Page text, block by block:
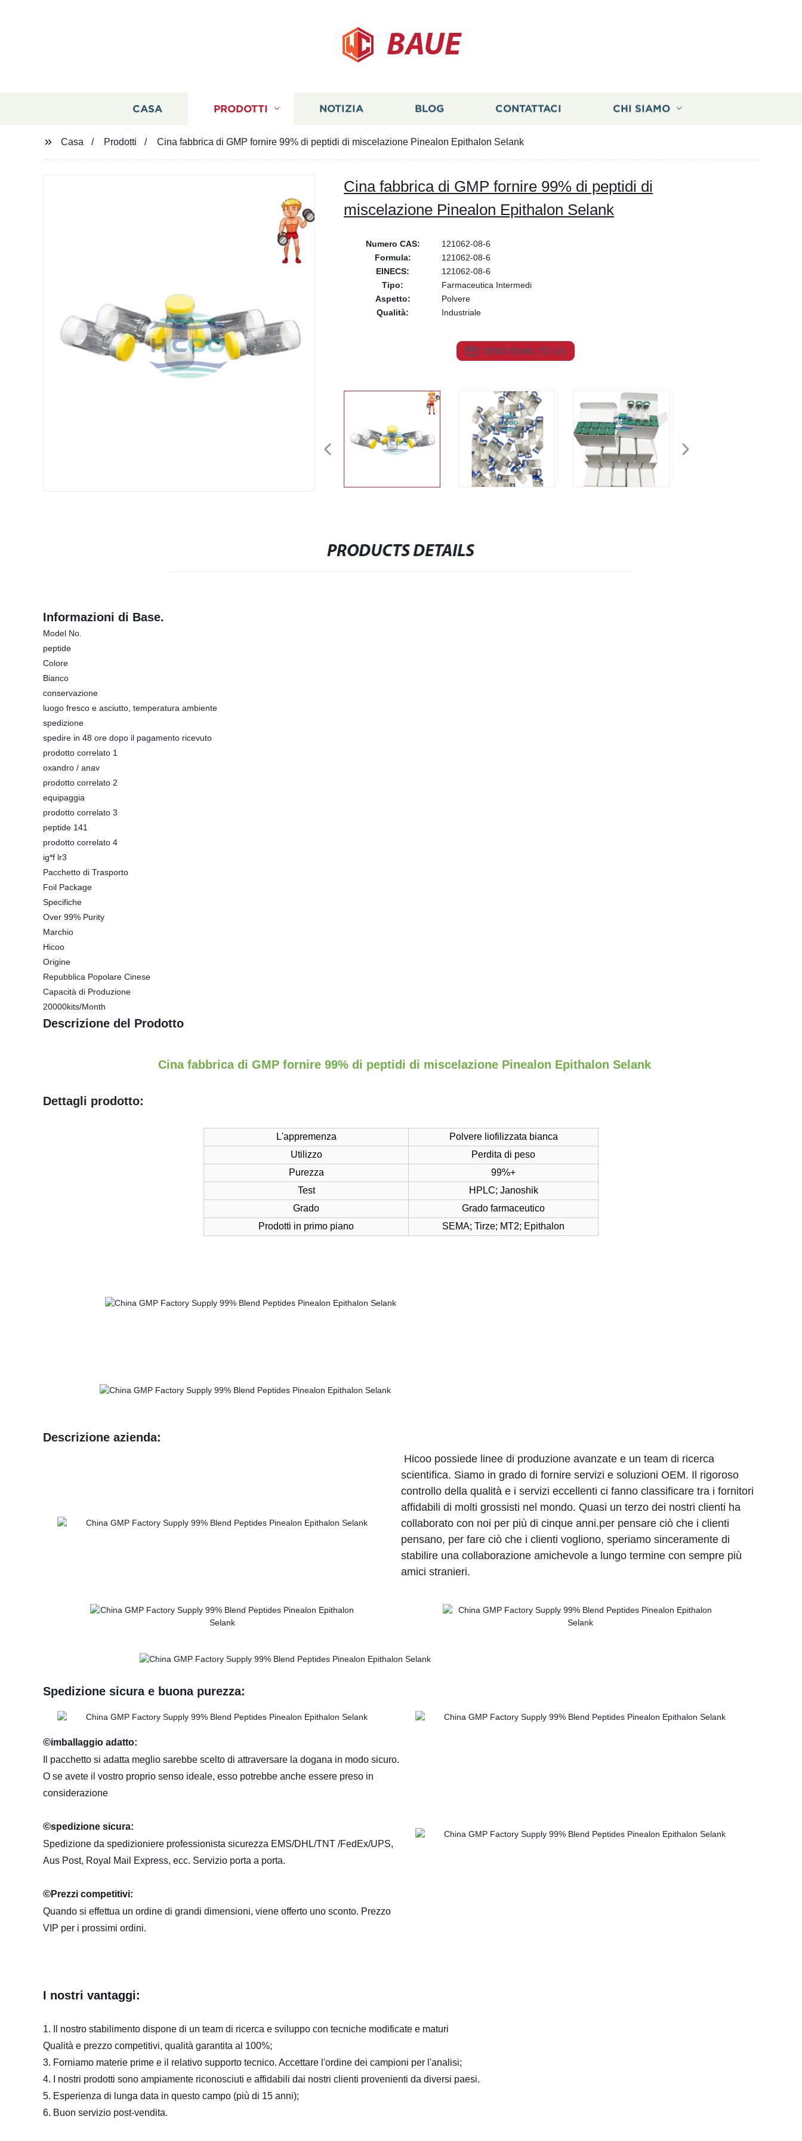
BAUE
CASA PRODOTTI NOTIZIA BLOG CONTATTACI CHI SIAMO
Casa Prodotti Cina fabbrica di GMP fornire 99% di peptidi di miscelazione Pinealon Epithalon Selank
Cina fabbrica di GMP fornire 99% di peptidi di
miscelazione Pinealon Epithalon Selank
Numero CAS:
121062-08-6
Formula:
121062-08-6
EINECS:
121062-08-6
Tipo:
Farmaceutica Intermedi
Aspetto:
Polvere
Qualità:
Industriale
SEND EMAIL TO US
PRODUCTS DETAILS
Informazioni di Base.
Model No.
peptide
Colore
Bianco
conservazione
luogo fresco e asciutto, temperatura ambiente
spedizione
spedire in 48 ore dopo il pagamento ricevuto
prodotto correlato 1
oxandro / anav
prodotto correlato 2
equipaggia
prodotto correlato 3
peptide 141
prodotto correlato 4
ig*f lr3
Pacchetto di Trasporto
Foil Package
Specifiche
Over 99% Purity
Marchio
Hicoo
Origine
Repubblica Popolare Cinese
Capacità di Produzione
20000kits/Month
Descrizione del Prodotto
Cina fabbrica di GMP fornire 99% di peptidi di miscelazione Pinealon Epithalon Selank
Dettagli prodotto:
L'appremenza
Polvere liofilizzata bianca
Utilizzo
Perdita di peso
Purezza
99%+
Test
HPLC; Janoshik
Grado
Grado farmaceutico
Prodotti in primo piano
SEMA; Tirze; MT2; Epithalon
Descrizione azienda:
Hicoo possiede linee di produzione avanzate e un team di ricerca
scientifica. Siamo in grado di fornire servizi e soluzioni OEM. Il rigoroso
controllo della qualità e i servizi eccellenti ci fanno classificare tra i fornitori
affidabili di molti grossisti nel mondo. Quasi un terzo dei nostri clienti ha
collaborato con noi per più di cinque anni.per pensare ciò che i clienti
pensano, per fare ciò che i clienti vogliono, speriamo sinceramente di
stabilire una collaborazione amichevole a lungo termine con sempre più
amici stranieri.
Spedizione sicura e buona purezza:
©imballaggio adatto:
Il pacchetto si adatta meglio sarebbe scelto di attraversare la dogana in modo sicuro.
O se avete il vostro proprio senso ideale, esso potrebbe anche essere preso in
considerazione
©spedizione sicura:
Spedizione da spedizioniere professionista sicurezza EMS/DHL/TNT /FedEx/UPS,
Aus Post, Royal Mail Express, ecc. Servizio porta a porta.
©Prezzi competitivi:
Quando si effettua un ordine di grandi dimensioni, viene offerto uno sconto. Prezzo
VIP per i prossimi ordini.
I nostri vantaggi:
1. Il nostro stabilimento dispone di un team di ricerca e sviluppo con tecniche modificate e maturi
Qualità e prezzo competitivi, qualità garantita al 100%;
3. Forniamo materie prime e il relativo supporto tecnico. Accettare l'ordine dei campioni per l'analisi;
4. I nostri prodotti sono ampiamente riconosciuti e affidabili dai nostri clienti provenienti da diversi paesi.
5. Esperienza di lunga data in questo campo (più di 15 anni);
6. Buon servizio post-vendita.